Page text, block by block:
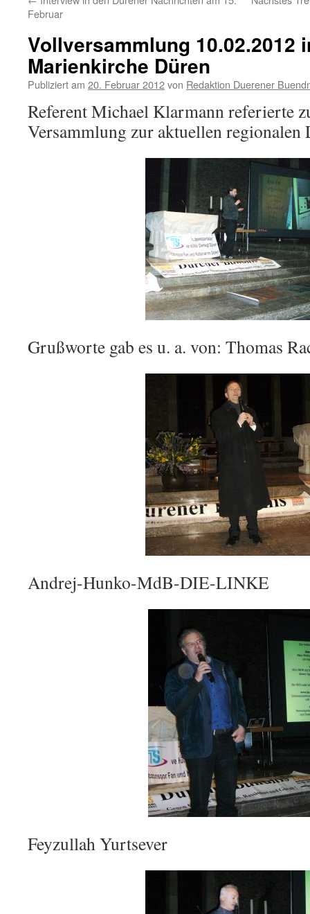
Februar
Vollversammlung 10.02.2012
Marienkirche Düren
Publiziert am 20. Februar 2012von Redaktion Duerener
Referent Michael Klarmann referierte
Versammlung zur aktuellen regionalen
Grußworte gab es u. a. von: Thomas
Andrej-Hunko-MdB-DIE-LINKE
Feyzullah Yurtsever